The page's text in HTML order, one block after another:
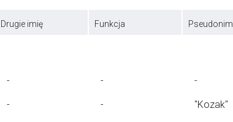
Drugie imię Funkcja Pseudonim
- - -
- - "Kozak"